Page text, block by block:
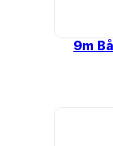
9m